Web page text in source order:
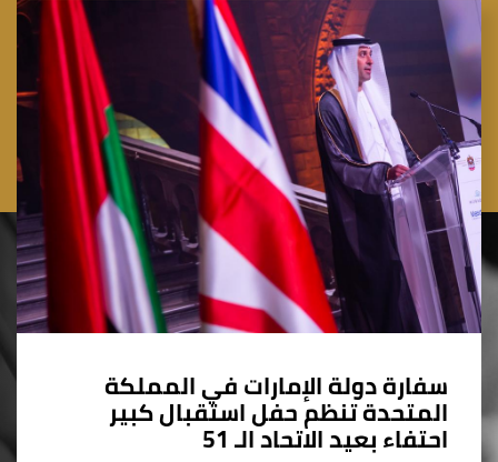
سفارة دولة الإمارات في المملكة
المتحدة تنظم حفل استقبال كبير
احتفاء بعيد الاتحاد الـ 51